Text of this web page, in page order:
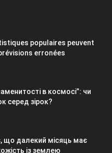
populaires peuvent
erronées
в космосі”: чи
серед зірок?
що далекий місяць має
із землею